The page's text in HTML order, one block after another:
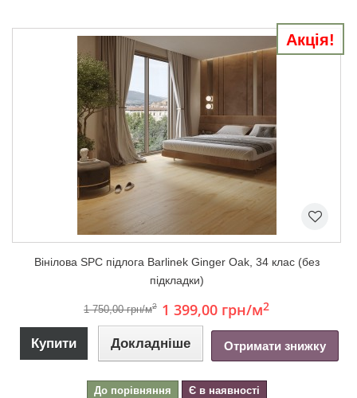
Акція!
Вінілова SPC підлога Barlinek Ginger Oak, 34 клас (без
підкладки)
1 750,00 грн/м2 1 399,00 грн/м2
Купити Докладніше Отримати знижку
До порівняння Є в наявності